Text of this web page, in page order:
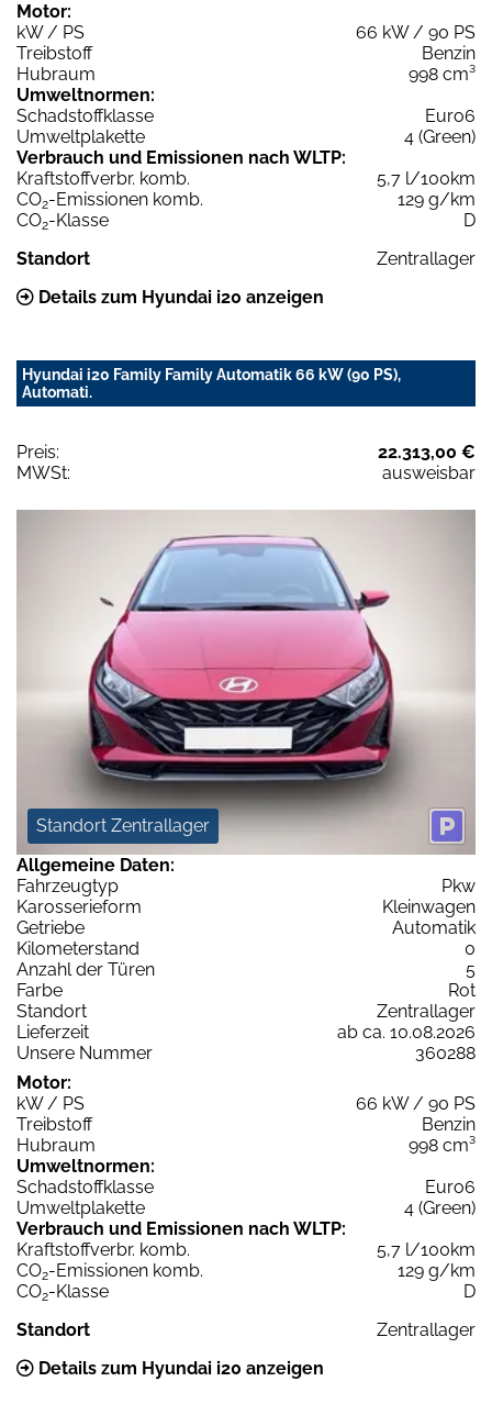
Motor:
kW / PS
66 kW / 90 PS
Treibstoff
Benzin
Hubraum
998 cm³
Umweltnormen:
Schadstoffklasse
Euro6
Umweltplakette
4 (Green)
Verbrauch und Emissionen nach WLTP:
Kraftstoffverbr. komb.
5,7 l/100km
CO2-Emissionen komb.
129 g/km
CO2-Klasse
D
Standort
Zentrallager
Details zum Hyundai i20 anzeigen
Hyundai i20 Family Family Automatik 66 kW (90 PS),
Automati.
Preis:
22.313,00 €
MWSt:
ausweisbar
Standort Zentrallager
Allgemeine Daten:
Fahrzeugtyp
Pkw
Karosserieform
Kleinwagen
Getriebe
Automatik
Kilometerstand
0
Anzahl der Türen
5
Farbe
Rot
Standort
Zentrallager
Lieferzeit
ab ca. 10.08.2026
Unsere Nummer
360288
Motor:
kW / PS
66 kW / 90 PS
Treibstoff
Benzin
Hubraum
998 cm³
Umweltnormen:
Schadstoffklasse
Euro6
Umweltplakette
4 (Green)
Verbrauch und Emissionen nach WLTP:
Kraftstoffverbr. komb.
5,7 l/100km
CO2-Emissionen komb.
129 g/km
CO2-Klasse
D
Standort
Zentrallager
Details zum Hyundai i20 anzeigen